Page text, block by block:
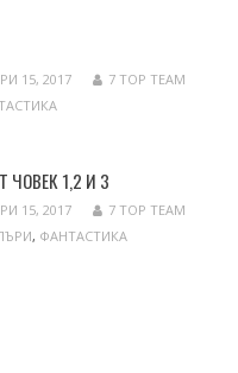
15, 2017
7 TOP TEAM
ЧОВЕК 1,2 И 3
15, 2017
7 TOP TEAM
, ФАНТАСТИКА